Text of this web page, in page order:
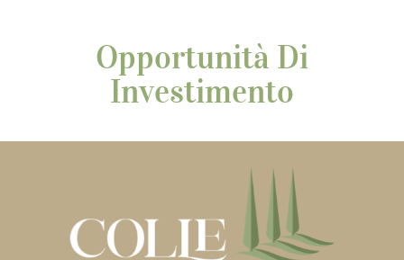
Opportunità Di
Investimento